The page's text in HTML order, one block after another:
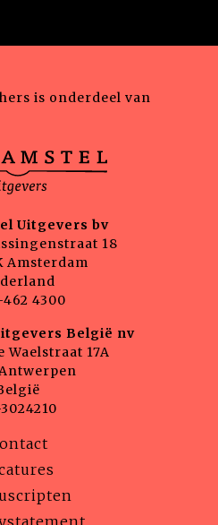
is onderdeel van
Uitgevers bv
18
Amsterdam
4300
België nv
Waelstraat 17A